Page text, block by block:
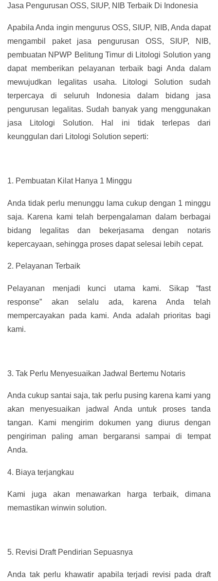
Jasa Pengurusan OSS, SIUP, NIB Terbaik Di Indonesia
Apabila Anda ingin mengurus OSS, SIUP, NIB, Anda dapat
mengambil paket jasa pengurusan OSS, SIUP, NIB,
pembuatan NPWP Belitung Timur di Litologi Solution yang
dapat memberikan pelayanan terbaik bagi Anda dalam
mewujudkan legalitas usaha. Litologi Solution sudah
terpercaya di seluruh Indonesia dalam bidang jasa
pengurusan legalitas. Sudah banyak yang menggunakan
jasa Litologi Solution. Hal ini tidak terlepas dari
keunggulan dari Litologi Solution seperti:
1. Pembuatan Kilat Hanya 1 Minggu
Anda tidak perlu menunggu lama cukup dengan 1 minggu
saja. Karena kami telah berpengalaman dalam berbagai
bidang legalitas dan bekerjasama dengan notaris
kepercayaan, sehingga proses dapat selesai lebih cepat.
2. Pelayanan Terbaik
Pelayanan menjadi kunci utama kami. Sikap “fast
response” akan selalu ada, karena Anda telah
mempercayakan pada kami. Anda adalah prioritas bagi
kami.
3. Tak Perlu Menyesuaikan Jadwal Bertemu Notaris
Anda cukup santai saja, tak perlu pusing karena kami yang
akan menyesuaikan jadwal Anda untuk proses tanda
tangan. Kami mengirim dokumen yang diurus dengan
pengiriman paling aman bergaransi sampai di tempat
Anda.
4. Biaya terjangkau
Kami juga akan menawarkan harga terbaik, dimana
memastikan winwin solution.
5. Revisi Draft Pendirian Sepuasnya
Anda tak perlu khawatir apabila terjadi revisi pada draft